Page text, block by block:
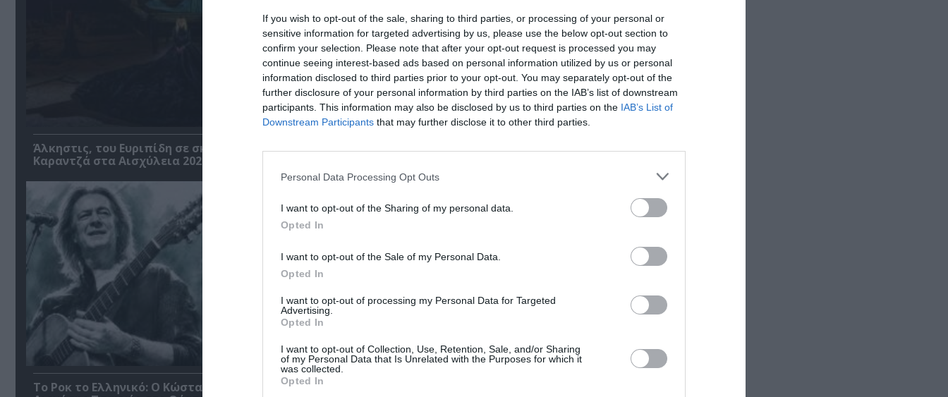
If you wish to opt-out of the sale, sharing to third parties, or processing of your personal or
sensitive information for targeted advertising by us, please use the below opt-out section to
confirm your selection. Please note that after your opt-out request is processed you may
continue seeing interest-based ads based on personal information utilized by us or personal
information disclosed to third parties prior to your opt-out. You may separately opt-out of the
further disclosure of your personal information by third parties on the IAB’s list of downstream
participants. This information may also be disclosed by us to third parties on the IAB’s List of
Downstream Participants that may further disclose it to other third parties.
Personal Data Processing Opt Outs
I want to opt-out of the Sharing of my personal data.
Opted In
I want to opt-out of the Sale of my Personal Data.
Opted In
I want to opt-out of processing my Personal Data for Targeted
Advertising.
Opted In
I want to opt-out of Collection, Use, Retention, Sale, and/or Sharing
of my Personal Data that Is Unrelated with the Purposes for which it
was collected.
Opted In
Άλκηστις, του Ευριπίδη σε σκηνοθεσία Δημήτρη
Καραντζά στα Αισχύλεια 2026
Φεστιβάλ Αθηνών Επιδαύρου 2026: Ένας προορισμός
Το Ροκ το Ελληνικό: Ο Κώστας Τουρνάς και ο